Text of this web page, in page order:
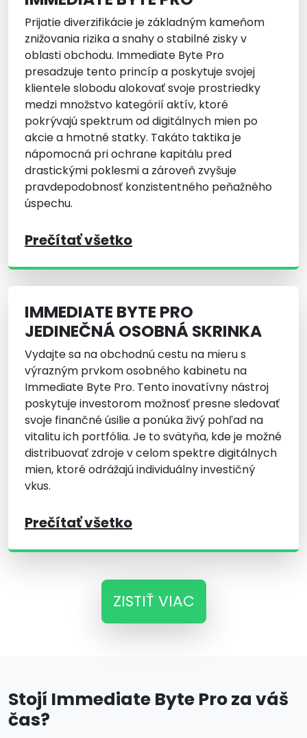
Prijatie diverzifikácie je základným kameňom
znižovania rizika a snahy o stabilné zisky v
oblasti obchodu. Immediate Byte Pro
presadzuje tento princíp a poskytuje svojej
klientele slobodu alokovať svoje prostriedky
medzi množstvo kategórií aktív, ktoré
pokrývajú spektrum od digitálnych mien po
akcie a hmotné statky. Takáto taktika je
nápomocná pri ochrane kapitálu pred
drastickými poklesmi a zároveň zvyšuje
pravdepodobnosť konzistentného peňažného
úspechu.
Prečítať všetko
IMMEDIATE BYTE PRO
JEDINEČNÁ OSOBNÁ SKRINKA
Vydajte sa na obchodnú cestu na mieru s
výrazným prvkom osobného kabinetu na
Immediate Byte Pro. Tento inovatívny nástroj
poskytuje investorom možnosť presne sledovať
svoje finančné úsilie a ponúka živý pohľad na
vitalitu ich portfólia. Je to svätyňa, kde je možné
distribuovať zdroje v celom spektre digitálnych
mien, ktoré odrážajú individuálny investičný
vkus.
Prečítať všetko
ZISTIŤ VIAC
Stojí Immediate Byte Pro za váš
čas?